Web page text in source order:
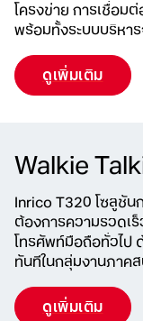
โครงข่าย การเชื่อมต่
พร้อมทั้งระบบบริหา
ดูเพิ่มเติม
Walkie
Inrico T320 โซลูชั
ต้องการความรวดเ
โทรศัพท์มือถือทั่วไป
ทันทีในกลุ่มงานภาค
ดูเพิ่มเติม